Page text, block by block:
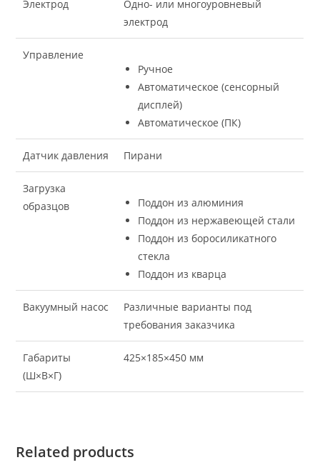
Электрод
Одно- или многоуровневый
электрод
Управление
Ручное
Автоматическое (сенсорный
дисплей)
Автоматическое (ПК)
Датчик давления Пирани
Загрузка
образцов
Поддон из алюминия
Поддон из нержавеющей стали
Поддон из боросиликатного
стекла
Поддон из кварца
Вакуумный насос
Различные варианты под
требования заказчика
Габариты
(Ш×В×Г)
425×185×450 мм
Related products